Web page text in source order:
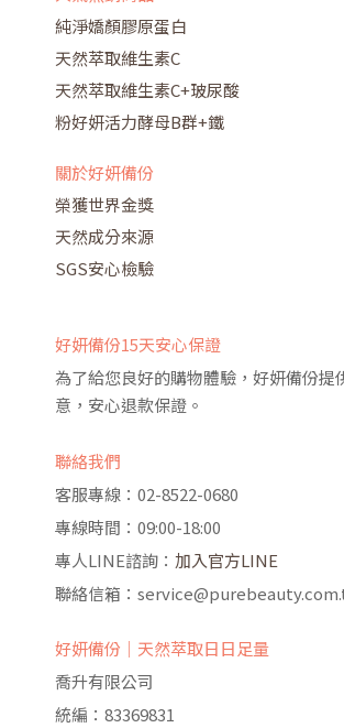
純淨嬌顏膠原蛋白
天然萃取維生素C
天然萃取維生素C+玻尿酸
粉好妍活力酵母B群+鐵
關於好妍備份
榮獲世界金獎
天然成分來源
SGS安心檢驗
好妍備份15天安心保證
為了給您良好的購物體驗，好妍備份提
意，安心退款保證。
聯絡我們
客服專線：02-8522-0680
專線時間：09:00-18:00
專人LINE諮詢： 加入官方LINE
聯絡信箱：
好妍備份｜天然萃取日日足量
喬升有限公司
統編：83369831